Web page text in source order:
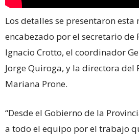
Los detalles se presentaron esta
encabezado por el secretario
Ignacio Crotto, el coordinador
Jorge Quiroga, y la directora del
Mariana Prone.
“Desde el Gobierno de la
a todo el equipo por el trabajo